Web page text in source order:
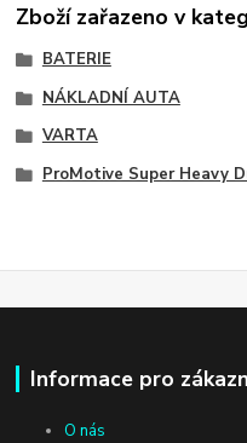
Zboží zařazeno v
BATERIE
NÁKLADNÍ AUTA
VARTA
ProMotive Super Heavy
Informace pro
O nás